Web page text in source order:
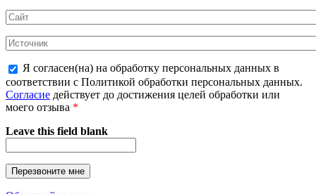
Я согласен(на) на обработку персональных данных в
соответствии с Политикой обработки персональных данных.
Согласие действует до достижения целей обработки или
моего отзыва *
Leave this field blank